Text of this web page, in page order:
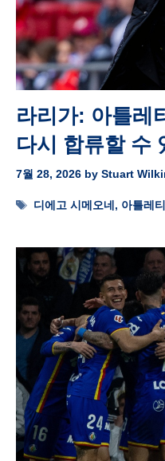
라리가: 아틀레
다시 합류할 수
7월 28, 2026 by Stuart
Tags
디에고 시메오네 , 아틀레